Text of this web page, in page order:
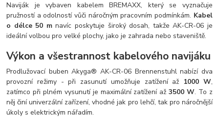
Naviják je vybaven kabelem BREMAXX, který se vyznačuje
pružností a odolností vůči náročným pracovním podmínkám. Kabel
o délce 50 mnavíc poskytuje široký dosah, takže AK-CR-06 je
ideální volbou pro velké plochy, jako je zahrada nebo staveniště.
Výkon a všestrannost kabelového navijáku
Prodlužovací buben Akyga® AK-CR-06 Brennenstuhl nabízí dva
provozní režimy - při zasunutí umožňuje zatížení až 1000 W,
zatímco při plném vysunutí je maximální zatížení až3500 W. To z
něj činí univerzální zařízení, vhodné jak pro lehčí, tak pro náročnější
úkoly s elektrickým nářadím.